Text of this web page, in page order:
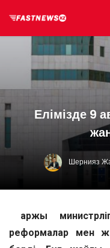
Елімізде 9
Шернияз
Қаржы
реформалар мен